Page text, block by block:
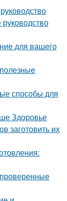
для вашего
способы для
Здоровье
заготовить их